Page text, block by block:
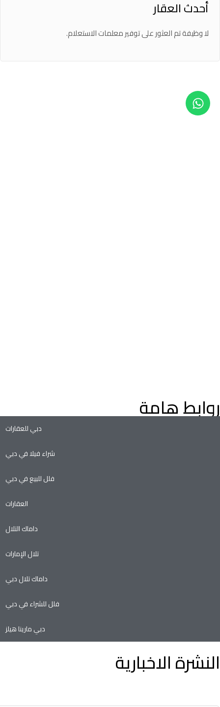
أحدث العقار
لا وظيفة تم العثور على توفير معلمات الاستعلام.
روابط هامة
دبي للعقارات
شراء فيلا في دبي
فلل للبيع في دبي
العقارات
داماك التلال
تلال الإمارات
داماك تلال دبي
فلل للشراء في دبي
دبي مارينا هيلز
النشرة الاخبارية